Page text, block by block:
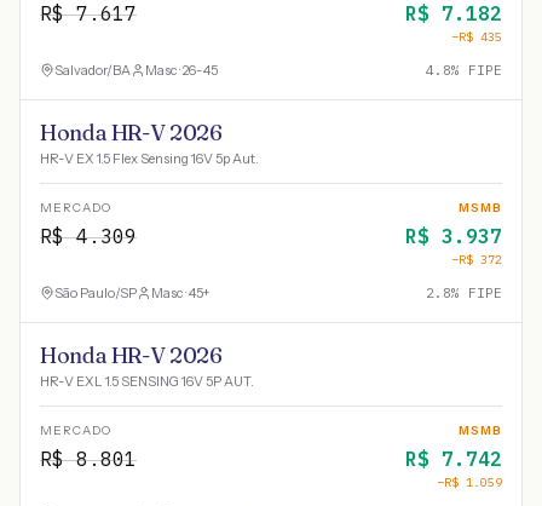
R$7.617 R$ 7.182
−R$ 435
Salvador/BA Masc · 26-45 4.8% FIPE
Honda HR-V 2026
HR-V EX 1.5 Flex Sensing 16V 5p Aut.
MERCADO
R$4.309
MSMB
R$ 3.937
−R$ 372
São Paulo/SP Masc · 45+ 2.8% FIPE
Honda HR-V 2026
HR-V EXL 1.5 SENSING 16V 5P AUT.
MERCADO
R$8.801
MSMB
R$ 7.742
−R$ 1.059